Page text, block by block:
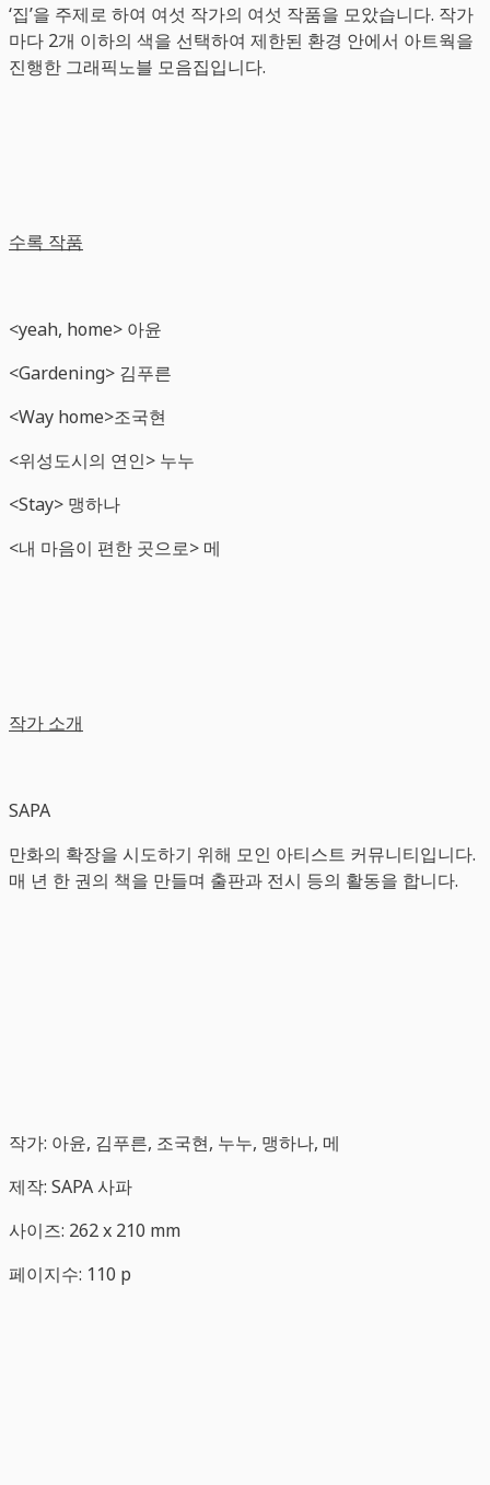
‘집’을 주제로 하여 여섯 작가의 여섯 작품을 모았습니다. 작가
마다 2개 이하의 색을 선택하여 제한된 환경 안에서 아트웍을
진행한 그래픽노블 모음집입니다.
수록 작품
<yeah, home> 아윤
<Gardening> 김푸른
<Way home>조국현
<위성도시의 연인> 누누
<Stay> 맹하나
<내 마음이 편한 곳으로> 메
작가 소개
SAPA
만화의 확장을 시도하기 위해 모인 아티스트 커뮤니티입니다.
매 년 한 권의 책을 만들며 출판과 전시 등의 활동을 합니다.
작가: 아윤, 김푸른, 조국현, 누누, 맹하나, 메
제작: SAPA 사파
사이즈: 262 x 210 mm
페이지수: 110 p